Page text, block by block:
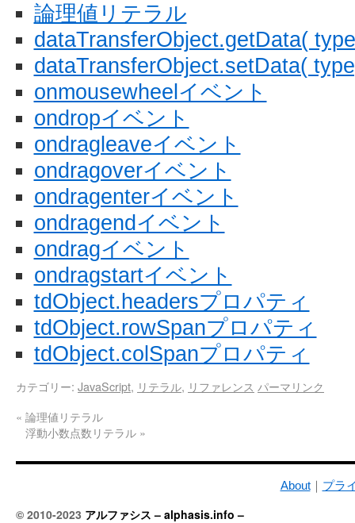
論理値リテラル
dataTransferObject.getData(
dataTransferObject.setData(
onmousewheelイベント
ondropイベント
ondragleaveイベント
ondragoverイベント
ondragenterイベント
ondragendイベント
ondragイベント
ondragstartイベント
tdObject.headersプロパティ
tdObject.rowSpanプロパティ
tdObject.colSpanプロパティ
カテゴリー: JavaScript, リテラル, リファレンス パーマリンク
« 論理値リテラル
浮動小数点数リテラル »
About｜ プラ
© 2010-2023 アルファシス – alphasis.info –